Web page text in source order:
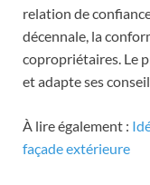
relation de
décennale, la
copropriétaires. Le
et adapte ses
À lire également :
façade extérieure